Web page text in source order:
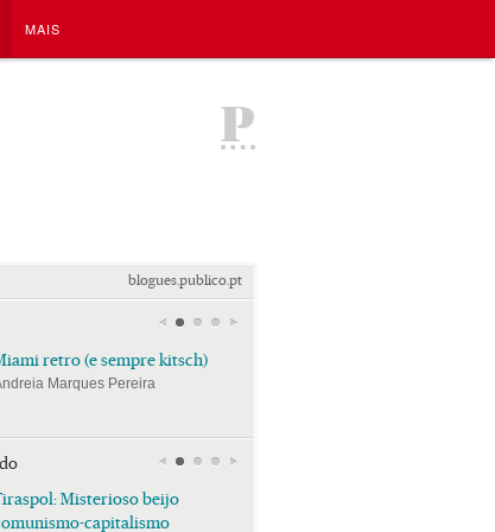
MAIS
P
blogues.publico.pt
retro (e sempre kitsch)
Marques Pereira
Misterioso beijo
capitalismo